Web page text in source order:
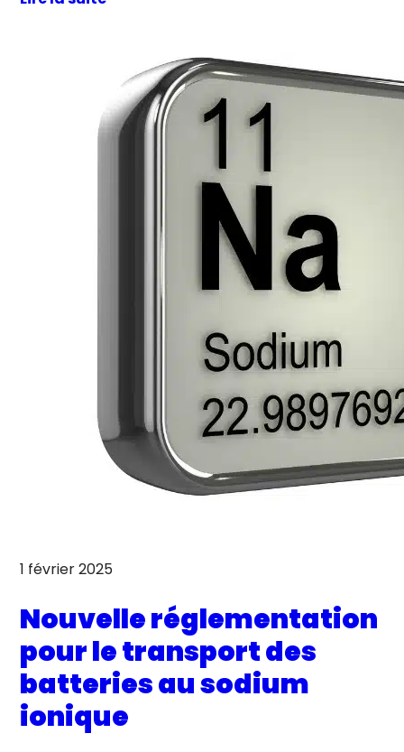
1 février 2025
Nouvelle réglementation
pour le transport des
batteries au sodium
ionique